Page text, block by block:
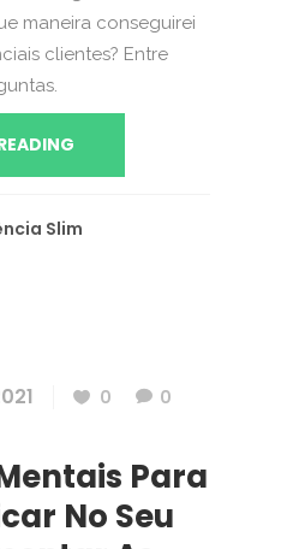
maneira conseguirei
clientes? Entre
Slim
0
0
Para
No Seu